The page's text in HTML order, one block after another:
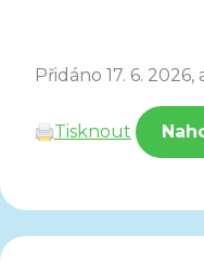
Přidáno 17. 6.
Tisknout